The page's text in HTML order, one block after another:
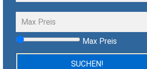
Max Preis